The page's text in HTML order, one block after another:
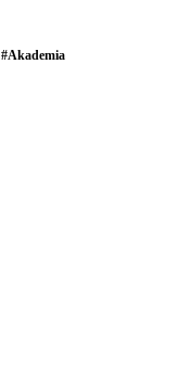
#Akademia